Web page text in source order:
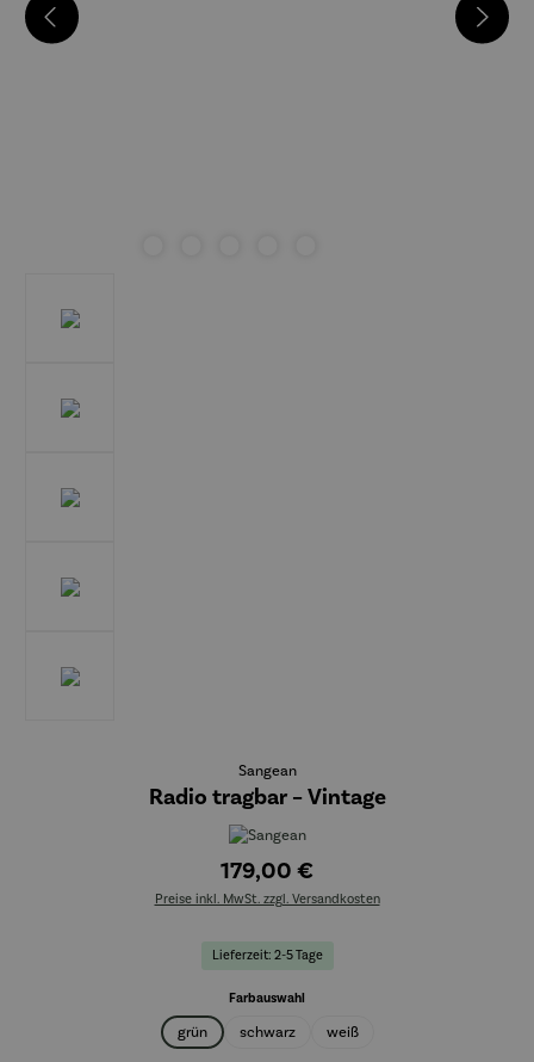
Sangean
Radio tragbar – Vintage
179,00 €
Preise inkl. MwSt. zzgl. Versandkosten
Lieferzeit: 2-5 Tage
Farbauswahl
grün schwarz weiß